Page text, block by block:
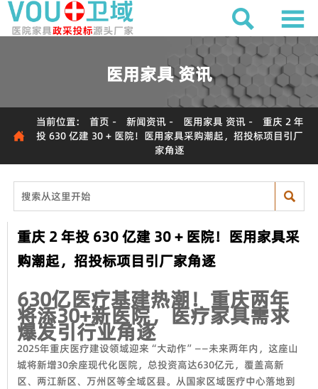
 
医用家具 资讯

当前位置: 首页 - 新闻资讯- 医用家具 资讯-
重庆 2 年
投 630 亿建 30 + 医院！医用家具采购潮起，招投标项目引厂
家角逐

重庆 2 年投 630 亿建 30 + 医院！医用家具采
购潮起，招投标项目引厂家角逐
630亿医疗基建热潮！重庆两年
将添30+新医院，医疗家具需求
爆发引行业角逐
2025年重庆医疗建设领域迎来“大动作”——未来两年内，这座山
城将新增30余座现代化医院，总投资高达630亿元，覆盖高新
区、两江新区、万州区等全域区县。从国家区域医疗中心落地到